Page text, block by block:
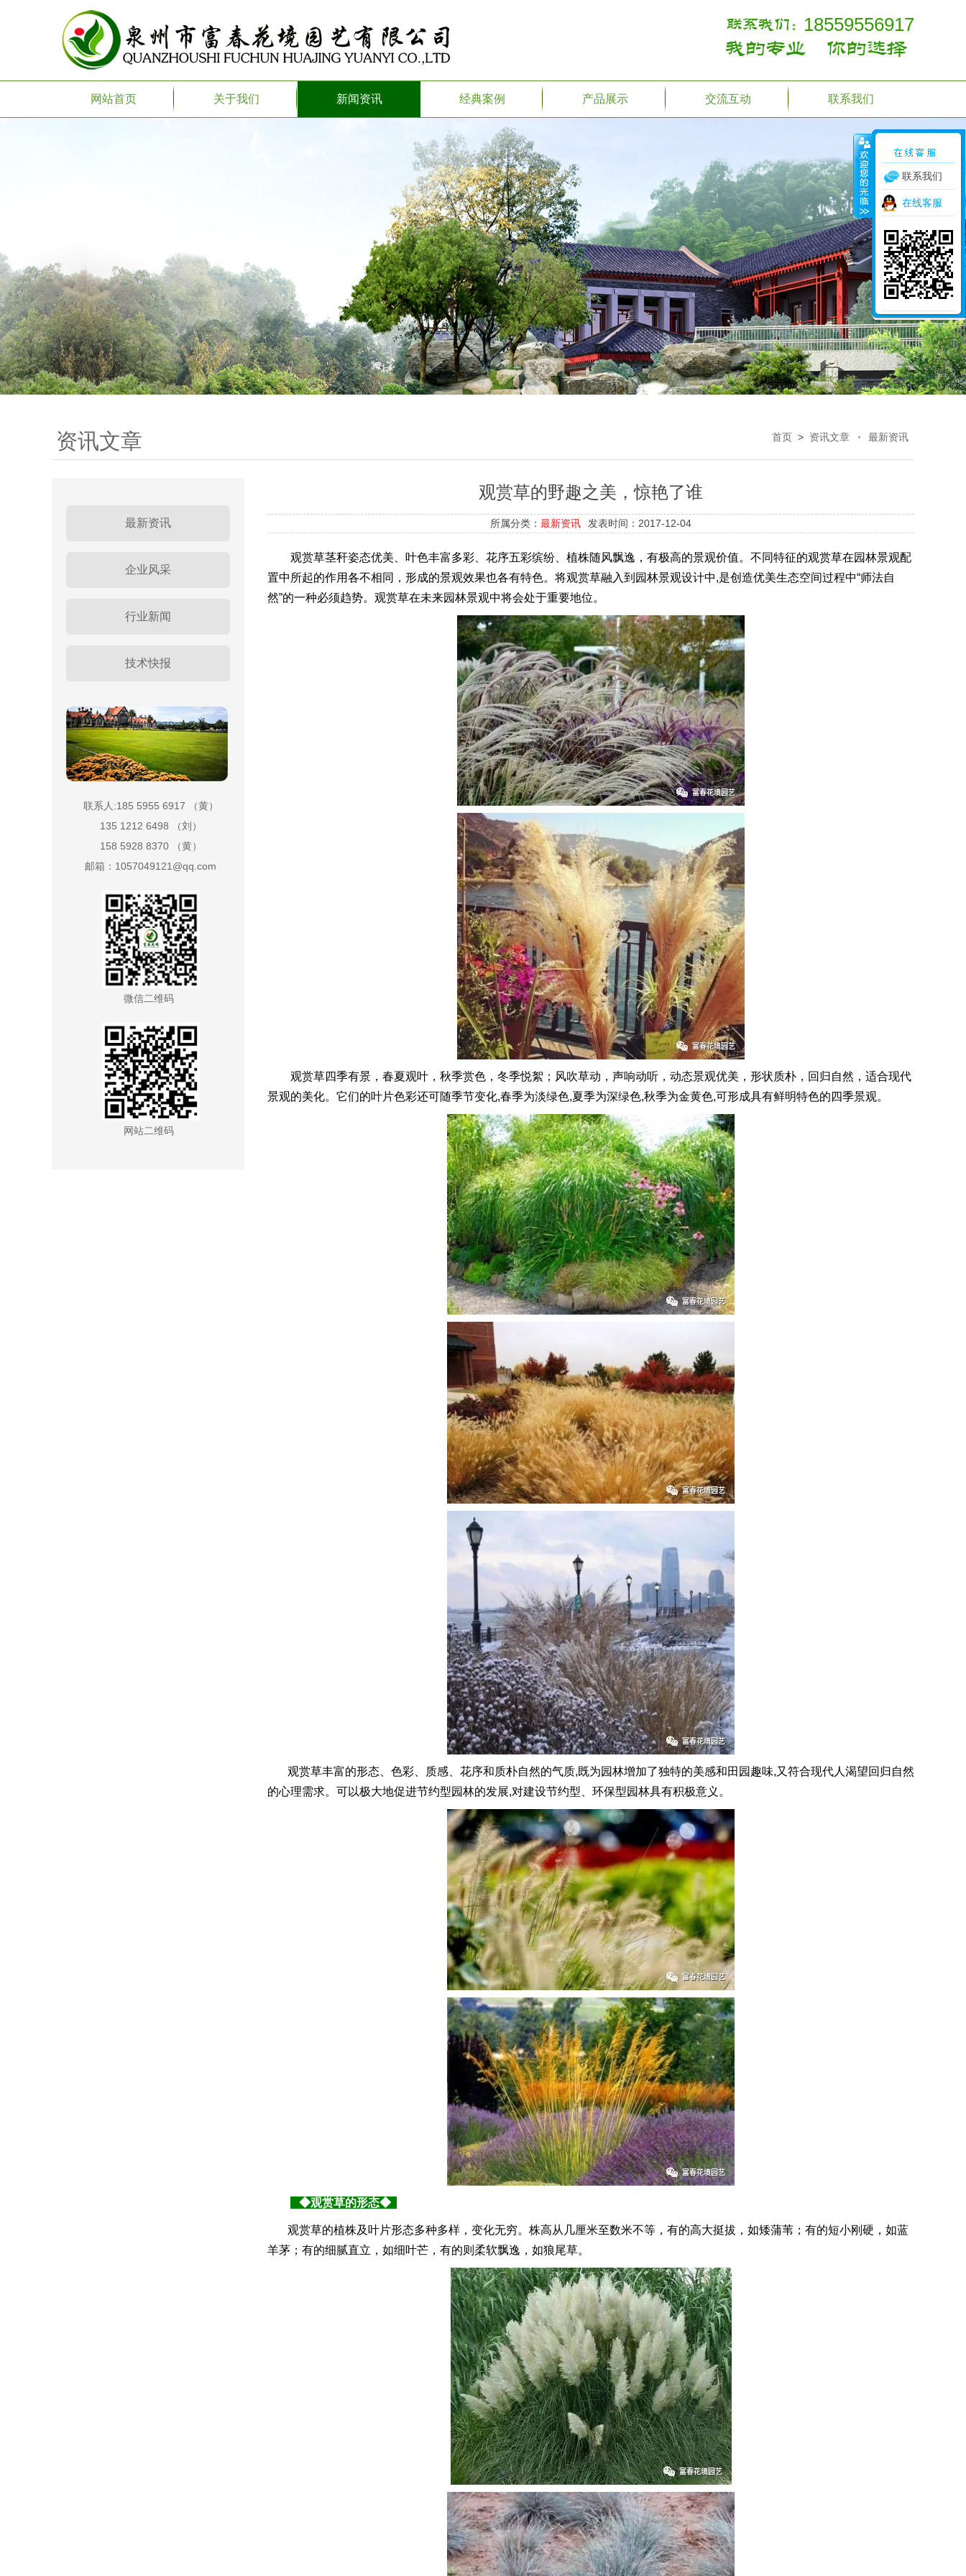
18559556917
网站首页 关于我们 新闻资讯 经典案例 产品展示 交流互动 联系我们
资讯文章 首页 > 资讯文章 最新资讯
最新资讯
企业风采
行业新闻
技术快报
联系人:185 5955 6917 （黄）
135 1212 6498 （刘）
158 5928 8370 （黄）
邮箱：1057049121@qq.com
微信二维码
网站二维码
观赏草的野趣之美，惊艳了谁
所属分类： 最新资讯 发表时间：2017-12-04
观赏草茎秆姿态优美、叶色丰富多彩、花序五彩缤纷、植株随风飘逸，有极高的景观价值。不同特征的观赏草在园林景观配
置中所起的作用各不相同，形成的景观效果也各有特色。将观赏草融入到园林景观设计中,是创造优美生态空间过程中“师法自
然”的一种必须趋势。观赏草在未来园林景观中将会处于重要地位。
观赏草四季有景，春夏观叶，秋季赏色，冬季悦絮；风吹草动，声响动听，动态景观优美，形状质朴，回归自然，适合现代
景观的美化。它们的叶片色彩还可随季节变化,春季为淡绿色,夏季为深绿色,秋季为金黄色,可形成具有鲜明特色的四季景观。
观赏草丰富的形态、色彩、质感、花序和质朴自然的气质,既为园林增加了独特的美感和田园趣味,又符合现代人渴望回归自然
的心理需求。可以极大地促进节约型园林的发展,对建设节约型、环保型园林具有积极意义。
◆观赏草的形态◆
观赏草的植株及叶片形态多种多样，变化无穷。株高从几厘米至数米不等，有的高大挺拔，如矮蒲苇；有的短小刚硬，如蓝
羊茅；有的细腻直立，如细叶芒，有的则柔软飘逸，如狼尾草。
联系我们
在线客服